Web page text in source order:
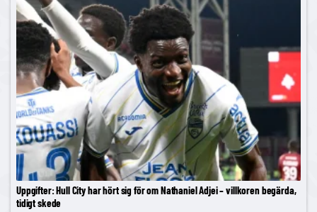
Uppgifter: Hull City har hört sig för om Nathaniel Adjei – villkoren begärda,
tidigt skede